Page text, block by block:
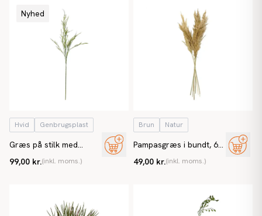
Nyhed
Hvid Genbrugsplast
Græs på stilk med
græs
99,00 kr.(inkl. moms.)
Brun Natur
Pampasgræs i bundt, 65-
græs
49,00 kr.(inkl. moms.)